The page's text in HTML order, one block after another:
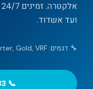
ועד אשדוד.
🔧 דגמים: Classic, Inverter, Gold, VRF
📞 055-992-7533